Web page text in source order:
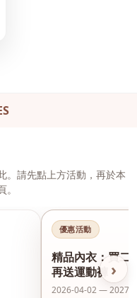
。請先點上方活動，再於本
›
優惠活動
精品內衣：買二
再送運動褲
2026-04-02 — 2027-